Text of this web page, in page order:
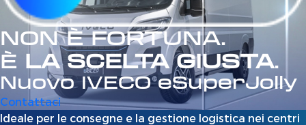
NON È FORTUNA.
È
LA SCELTA GIUSTA.
Nuovo IVECO eSuperJolly
Contattaci
Ideale per le consegne e la gestione logistica nei centri